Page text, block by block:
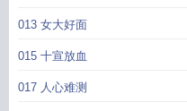
013 女大好面
015 十宣放血
017 人心难测